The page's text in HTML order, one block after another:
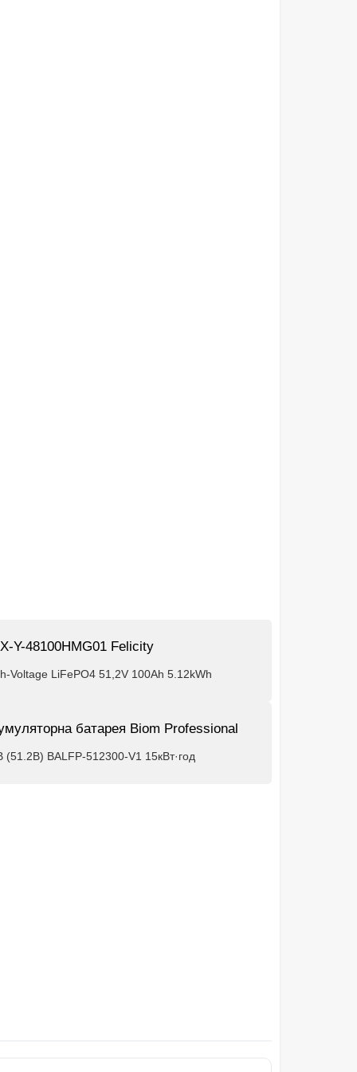
Y-48100HMG01 Felicity
Voltage LiFePO4 51,2V 100Ah 5.12kWh
батарея Biom Professional
(51.2В) BALFP-512300-V1 15кВт·год